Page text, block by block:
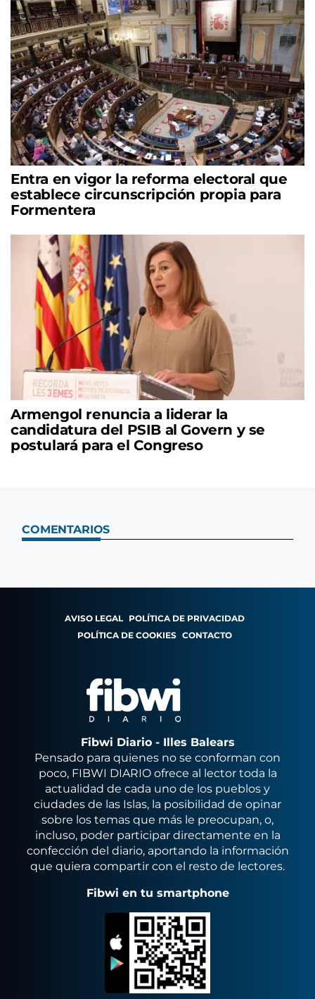
Entra en vigor la reforma electoral que
establece circunscripción propia para
Formentera
Armengol renuncia a liderar la
candidatura del PSIB al Govern y se
postulará para el Congreso
COMENTARIOS
AVISO LEGAL POLÍTICA DE PRIVACIDAD
POLÍTICA DE COOKIES CONTACTO
Fibwi Diario - Illes Balears
Pensado para quienes no se conforman con
poco, FIBWI DIARIO ofrece al lector toda la
actualidad de cada uno de los pueblos y
ciudades de las Islas, la posibilidad de opinar
sobre los temas que más le preocupan, o,
incluso, poder participar directamente en la
confección del diario, aportando la información
que quiera compartir con el resto de lectores.
Fibwi en tu smartphone